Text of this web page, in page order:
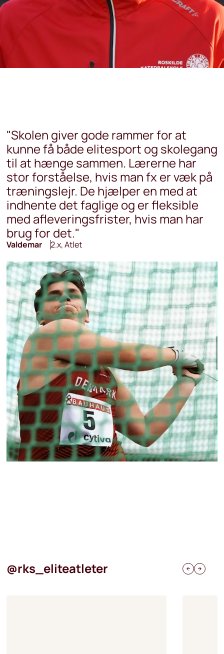
"Skolen giver gode rammer for at
kunne få både elitesport og skolegang
til at hænge sammen. Lærerne har
stor forståelse, hvis man fx er væk på
træningslejr. De hjælper en med at
indhente det faglige og er fleksible
med afleveringsfrister, hvis man har
brug for det."
Valdemar 2.x, Atlet
@rks_eliteatleter